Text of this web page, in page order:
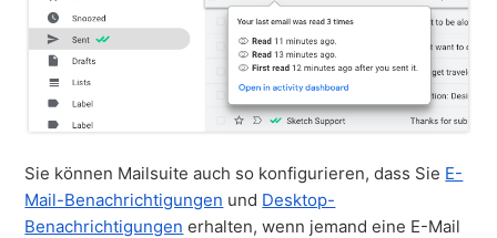
Sie können Mailsuite auch so konfigurieren, dass Sie E-
Mail-Benachrichtigungen und Desktop-
Benachrichtigungen erhalten, wenn jemand eine E-Mail